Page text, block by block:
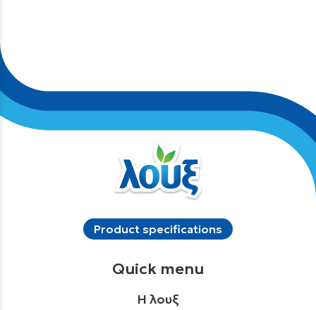
Product specifications
Quick menu
Η λουξ